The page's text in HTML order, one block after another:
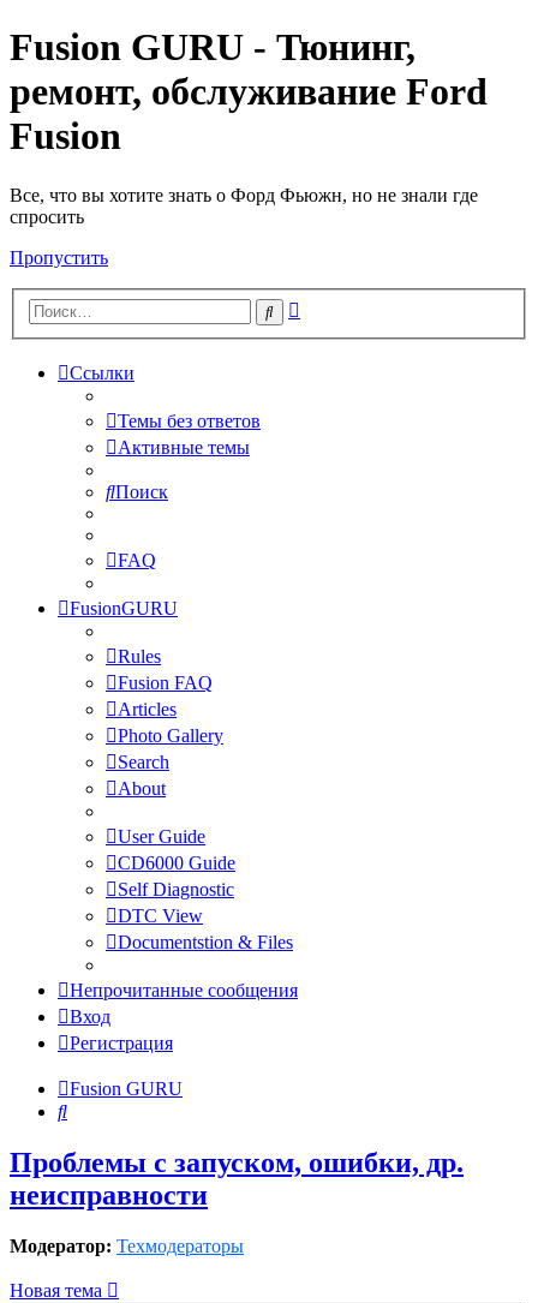
Fusion GURU - Тюнинг,
ремонт, обслуживание Ford
Fusion
Все, что вы хотите знать о Форд Фьюжн, но не знали где
спросить
Пропустить
Поиск
Ссылки
Темы без ответов
Активные темы
Поиск
FAQ
FusionGURU
Rules
Fusion FAQ
Articles
Photo Gallery
Search
About
User Guide
CD6000 Guide
Self Diagnostic
DTC View
Documentstion & Files
Непрочитанные сообщения
Вход
Регистрация
Fusion GURU
Поиск
Проблемы с запуском, ошибки, др.
неисправности
Модератор: Техмодераторы
Новая тема